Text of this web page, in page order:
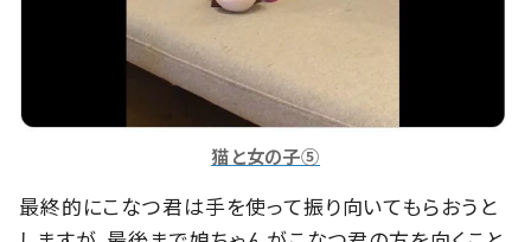
猫と女の子⑤
最終的にこなつ君は手を使って振り向いてもらおうと